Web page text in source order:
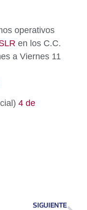
operativos
en los C.C.
a Viernes 11
4 de
SIGUIENTE